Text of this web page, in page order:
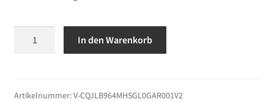
m,
In den Warenkorb
Artikelnummer:V-CQJLB964MHSGL0GAR001V2